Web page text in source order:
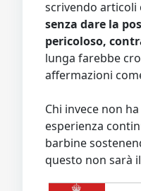
scrivendo articoli
senza dare la
pericoloso,
lunga farebbe
affermazioni
Chi invece non
esperienza
barbine
questo non sarà